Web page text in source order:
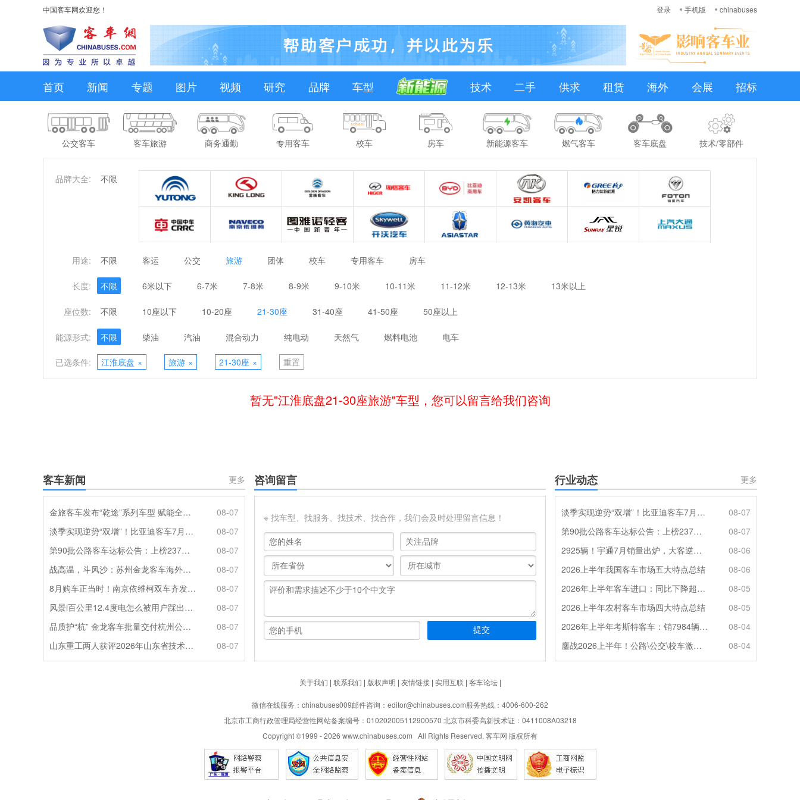
中国客车网欢迎您！ 登录 手机版 chinabuses
首页 新闻 专题 图片 视频 研究 品牌 车型 技术 二手 供求 租赁 海外 会展 招标
公交客车 客车旅游 商务通勤 专用客车 校车 房车 新能源客车 燃气客车 客车底盘 技术/零部件
品牌大全: 不限
用途: 不限 客运 公交 旅游 团体 校车 专用客车 房车
长度: 不限 6米以下 6-7米 7-8米 8-9米 9-10米 10-11米 11-12米 12-13米 13米以上
座位数: 不限 10座以下 10-20座 21-30座 31-40座 41-50座 50座以上
能源形式: 不限 柴油 汽油 混合动力 纯电动 天然气 燃料电池 电车
已选条件: 江淮底盘 × 旅游 × 21-30座 × 重置
暂无"江淮底盘21-30座旅游"车型，您可以留言给我们咨询
客车新闻 更多
金旅客车发布“乾途”系列车型 赋能全球客运产业提质升级
08-07
淡季实现逆势“双增”！比亚迪客车7月热销620辆创新高
08-07
第90批公路客车达标公告：上榜237款创次高，混动\燃料电池缺席
08-07
战高温，斗风沙：苏州金龙客车海外服务的“极限温度测试”
08-07
8月购车正当时！南京依维柯双车齐发限时福利全解析
08-07
风景i百公里12.4度电怎么被用户踩出来的？
08-07
品质护“杭” 金龙客车批量交付杭州公交集团72辆
08-07
山东重工两人获评2026年山东省技术技能大师
08-07
咨询留言
※ 找车型、找服务、找技术、找合作，我们会及时处理留言信息！
行业动态 更多
淡季实现逆势“双增”！比亚迪客车7月热销620辆创新高
08-07
第90批公路客车达标公告：上榜237款创次高，混动\燃料电池缺席
08-07
2925辆！宇通7月销量出炉，大客逆势走强筑牢基本盘
08-06
2026上半年我国客车市场五大特点总结
08-06
2026年上半年客车进口：同比下降超4成，轻客主体地位凸显
08-05
2026上半年农村客车市场四大特点总结
08-05
2026年上半年考斯特客车：销7984辆 6米领涨领跑 电动化提速
08-04
鏖战2026上半年！公路\公交\校车激烈角逐，谁问鼎赛道赢家?
08-04
关于我们 | 联系我们 | 版权声明 | 友情链接| 实用互联| 客车论坛|
微信在线服务：chinabuses009邮件咨询：editor@chinabuses.com服务热线：4006-600-262
北京市工商行政管理局经营性网站备案编号：010202005112900570 北京市科委高新技术证：0411008A03218
Copyright ©1999 -2026 www.chinabuses.com All Rights Reserved. 客车网 版权所有